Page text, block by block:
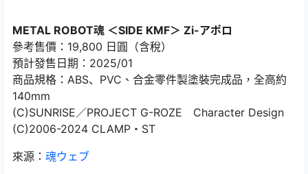
METAL ROBOT魂 ＜SIDE KMF＞ Zi-アポロ
參考售價：19,800 日圓（含稅）
預計發售日期：2025/01
商品規格：ABS、PVC、合金零件製塗裝完成品，全高約
140mm
(C)SUNRISE／PROJECT G-ROZE Character Design
(C)2006-2024 CLAMP・ST
來源： 魂ウェブ